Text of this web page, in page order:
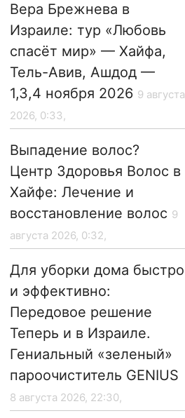
Вера Брежнева в
Израиле: тур «Любовь
спасёт мир» — Хайфа,
Тель-Авив, Ашдод —
1,3,4 ноября 2026 9 августа
2026, 0:33,
Выпадение волос?
Центр Здоровья Волос в
Хайфе: Лечение и
восстановление волос 9
августа 2026, 0:32,
Для уборки дома быстро
и эффективно:
Передовое решение
Теперь и в Израиле.
Гениальный «зеленый»
пароочиститель GENIUS
8 августа 2026, 22:30,